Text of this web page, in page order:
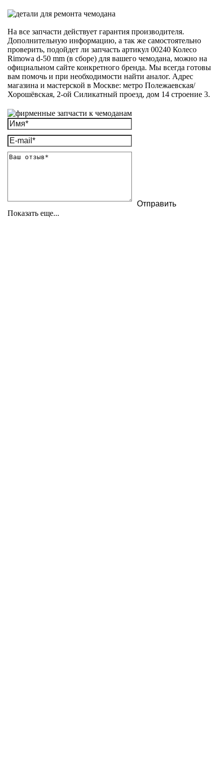
На все запчасти действует гарантия производителя.
Дополнительную информацию, а так же самостоятельно
проверить, подойдет ли запчасть артикул 00240 Колесо
Rimowa d-50 mm (в сборе) для вашего чемодана, можно на
официальном сайте конкретного бренда. Мы всегда готовы
вам помочь и при необходимости найти аналог. Адрес
магазина и мастерской в Москве: метро Полежаевская/
Хорошёвская, 2-ой Силикатный проезд, дом 14 строение 3.
Показать еще...